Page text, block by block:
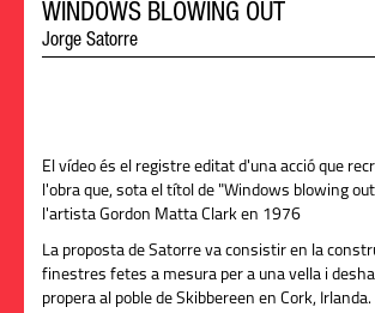
WINDOWS BLOWING OUT
Jorge Satorre
El vídeo és el registre editat d'una acció que
l'obra que, sota el títol de "Windows blowing
l'artista Gordon Matta Clark en 1976
La proposta de Satorre va consistir en la
finestres fetes a mesura per a una vella i
propera al poble de Skibbereen en Cork,